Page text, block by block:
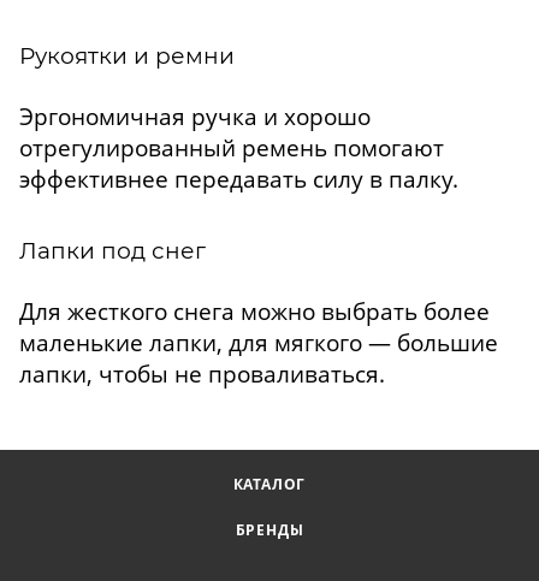
Рукоятки и ремни
Эргономичная ручка и хорошо
отрегулированный ремень помогают
эффективнее передавать силу в палку.
Лапки под снег
Для жесткого снега можно выбрать более
маленькие лапки, для мягкого — большие
лапки, чтобы не проваливаться.
КАТАЛОГ
БРЕНДЫ